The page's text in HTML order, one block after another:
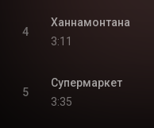
4
Ханнамонтана
3:11
5
Супермаркет
3:35